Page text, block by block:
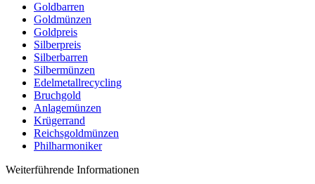
Goldbarren
Goldmünzen
Goldpreis
Silberpreis
Silberbarren
Silbermünzen
Edelmetallrecycling
Bruchgold
Anlagemünzen
Krügerrand
Reichsgoldmünzen
Philharmoniker
Weiterführende Informationen